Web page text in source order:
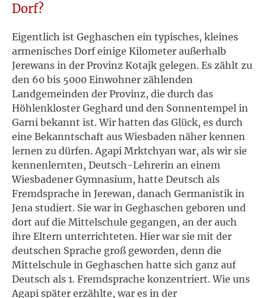
Dorf?
Eigentlich ist Geghaschen ein typisches, kleines
armenisches Dorf einige Kilometer außerhalb
Jerewans in der Provinz Kotajk gelegen. Es zählt zu
den 60 bis 5000 Einwohner zählenden
Landgemeinden der Provinz, die durch das
Höhlenkloster Geghard und den Sonnentempel in
Garni bekannt ist. Wir hatten das Glück, es durch
eine Bekanntschaft aus Wiesbaden näher kennen
lernen zu dürfen. Agapi Mrktchyan war, als wir sie
kennenlernten, Deutsch-Lehrerin an einem
Wiesbadener Gymnasium, hatte Deutsch als
Fremdsprache in Jerewan, danach Germanistik in
Jena studiert. Sie war in Geghaschen geboren und
dort auf die Mittelschule gegangen, an der auch
ihre Eltern unterrichteten. Hier war sie mit der
deutschen Sprache groß geworden, denn die
Mittelschule in Geghaschen hatte sich ganz auf
Deutsch als 1. Fremdsprache konzentriert. Wie uns
Agapi später erzählte, war es in der